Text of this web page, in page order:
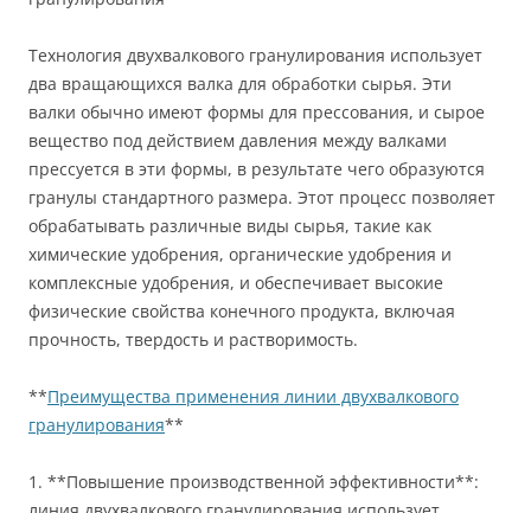
Технология двухвалкового гранулирования использует
два вращающихся валка для обработки сырья. Эти
валки обычно имеют формы для прессования, и сырое
вещество под действием давления между валками
прессуется в эти формы, в результате чего образуются
гранулы стандартного размера. Этот процесс позволяет
обрабатывать различные виды сырья, такие как
химические удобрения, органические удобрения и
комплексные удобрения, и обеспечивает высокие
физические свойства конечного продукта, включая
прочность, твердость и растворимость.
**Преимущества применения линии двухвалкового
гранулирования**
1. **Повышение производственной эффективности**: